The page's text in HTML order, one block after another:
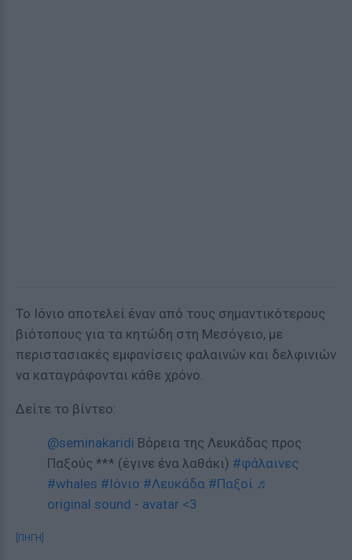
Το Ιόνιο αποτελεί έναν από τους σημαντικότερους
βιότοπους για τα κητώδη στη Μεσόγειο, με
περιστασιακές εμφανίσεις φαλαινών και δελφινιών
να καταγράφονται κάθε χρόνο.
Δείτε το βίντεο:
@seminakaridi Βόρεια της Λευκάδας προς
Παξούς *** (έγινε ένα λαθάκι) #φάλαινες
#whales #Ιόνιο #Λευκάδα #Παξοί ♬
original sound - avatar <3
[ΠΗΓΗ]